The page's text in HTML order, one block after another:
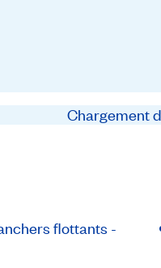
Chargement
flottants -